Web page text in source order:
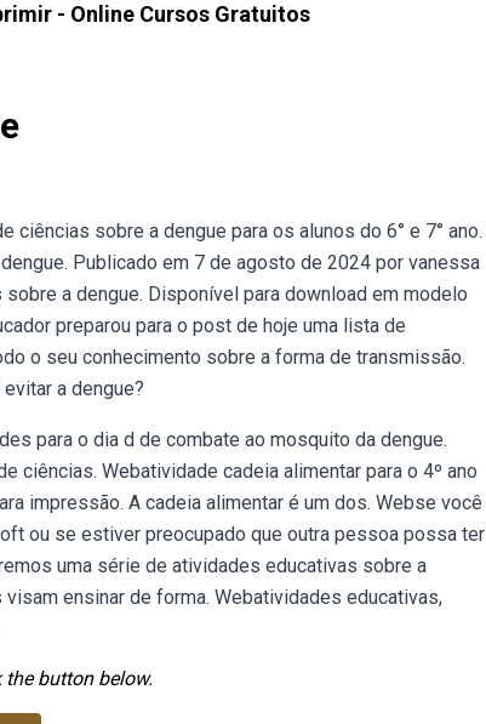
- Online Cursos Gratuitos
sobre a dengue para os alunos do 6° e 7° ano.
Publicado em 7 de agosto de 2024 por vanessa
a dengue. Disponível para download em modelo
preparou para o post de hoje uma lista de
o seu conhecimento sobre a forma de transmissão.
a dengue?
para o dia d de combate ao mosquito da dengue.
ciências. Webatividade cadeia alimentar para o 4º ano
impressão. A cadeia alimentar é um dos. Webse você
ou se estiver preocupado que outra pessoa possa ter
uma série de atividades educativas sobre a
ensinar de forma. Webatividades educativas,
button below.